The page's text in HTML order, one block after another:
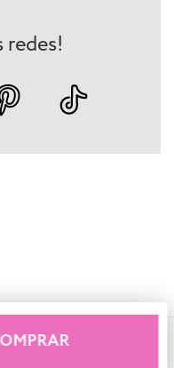
redes!